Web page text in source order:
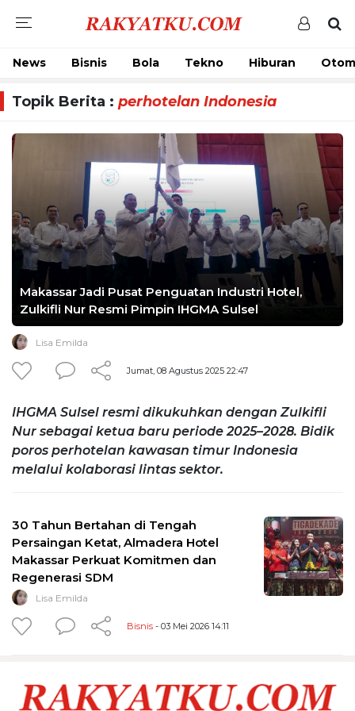
News Bisnis Bola Tekno Hiburan
Topik Berita : perhotelan Indonesia
Makassar Jadi Pusat Penguatan Industri Hotel,
Zulkifli Nur Resmi Pimpin IHGMA Sulsel
Lisa Emilda
Jumat, 08 Agustus 2025 22:47
IHGMA Sulsel resmi dikukuhkan dengan Zulkifli
Nur sebagai ketua baru periode 2025–2028. Bidik
poros perhotelan kawasan timur Indonesia
melalui kolaborasi lintas sektor.
30 Tahun Bertahan di Tengah
Persaingan Ketat, Almadera Hotel
Makassar Perkuat Komitmen dan
Regenerasi SDM
Lisa Emilda
Bisnis - 03 Mei 2026 14:11